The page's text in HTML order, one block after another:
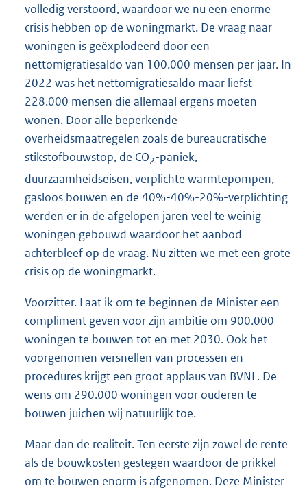
volledig verstoord, waardoor we nu een enorme
crisis hebben op de woningmarkt. De vraag naar
woningen is geëxplodeerd door een
nettomigratiesaldo van 100.000 mensen per jaar. In
2022 was het nettomigratiesaldo maar liefst
228.000 mensen die allemaal ergens moeten
wonen. Door alle beperkende
overheidsmaatregelen zoals de bureaucratische
stikstofbouwstop, de CO2-paniek,
duurzaamheidseisen, verplichte warmtepompen,
gasloos bouwen en de 40%-40%-20%-verplichting
werden er in de afgelopen jaren veel te weinig
woningen gebouwd waardoor het aanbod
achterbleef op de vraag. Nu zitten we met een grote
crisis op de woningmarkt.
Voorzitter. Laat ik om te beginnen de Minister een
compliment geven voor zijn ambitie om 900.000
woningen te bouwen tot en met 2030. Ook het
voorgenomen versnellen van processen en
procedures krijgt een groot applaus van BVNL. De
wens om 290.000 woningen voor ouderen te
bouwen juichen wij natuurlijk toe.
Maar dan de realiteit. Ten eerste zijn zowel de rente
als de bouwkosten gestegen waardoor de prikkel
om te bouwen enorm is afgenomen. Deze Minister